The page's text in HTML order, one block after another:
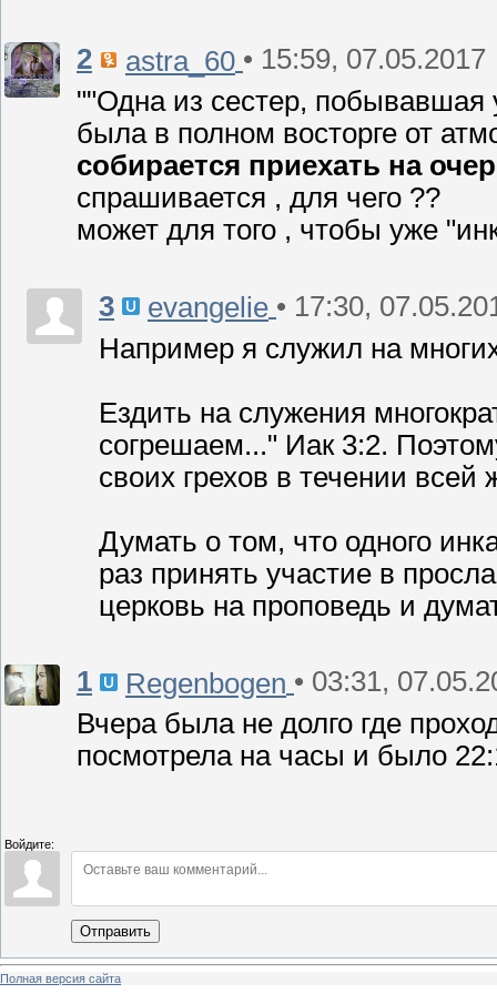
2 astra_60 • 15:59, 07.05.2017
""Одна из сестер,
была в полном восторге от
собирается приехать на
спрашивается , для чего ??
может для того , чтобы уже
3 evangelie • 17:30,
Например я служил на
Ездить на служения
согрешаем..." Иак 3:2.
своих грехов в течении всей
Думать о том, что одного
раз принять участие в
церковь на проповедь и
1 Regenbogen • 03:31,
Вчера была не долго где
посмотрела на часы и было
Войдите:
Отправить
Полная версия сайта